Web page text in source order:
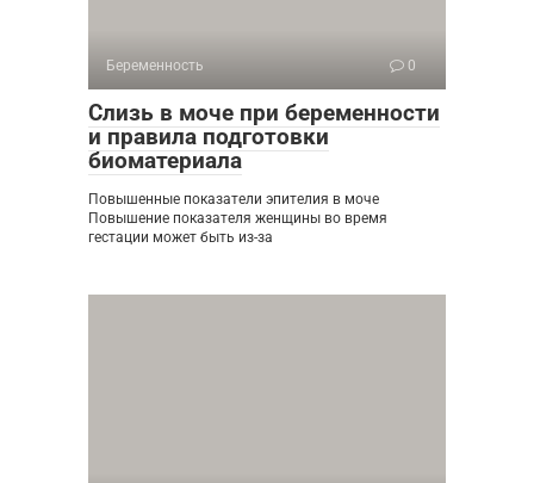
Беременность 0
Слизь в моче при беременности
и правила подготовки
биоматериала
Повышенные показатели эпителия в моче
Повышение показателя женщины во время
гестации может быть из-за